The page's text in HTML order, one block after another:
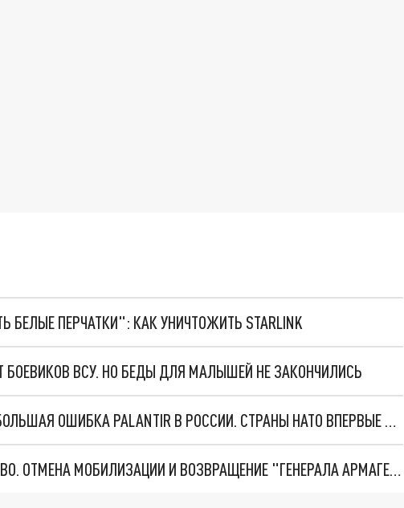
БЕЛЫЕ ПЕРЧАТКИ": КАК УНИЧТОЖИТЬ STARLINK
ВСУ. НО БЕДЫ ДЛЯ МАЛЫШЕЙ НЕ ЗАКОНЧИЛИСЬ
"ОЧЕНЬ ПЛОХИЕ НОВОСТИ": БОЛЬШАЯ ОШИБКА PALANTIR В РОССИИ. СТРАНЫ НАТО ВПЕРВЫЕ ЗА СВО ОСТАНОВИЛИ ПОСТАВКИ ОРУЖИЯ. ВСУ ТЕРЯЮТ ПРИГРАНИЧЬЕ?
ТРИ ГЛАВНЫХ ИНСАЙДА ОБ СВО. ОТМЕНА МОБИЛИЗАЦИИ И ВОЗВРАЩЕНИЕ "ГЕНЕРАЛА АРМАГЕДДОНА"? ОТЛИЧНЫЕ НОВОСТИ, КОТОРЫЕ ЖДАЛИ ВСЕ